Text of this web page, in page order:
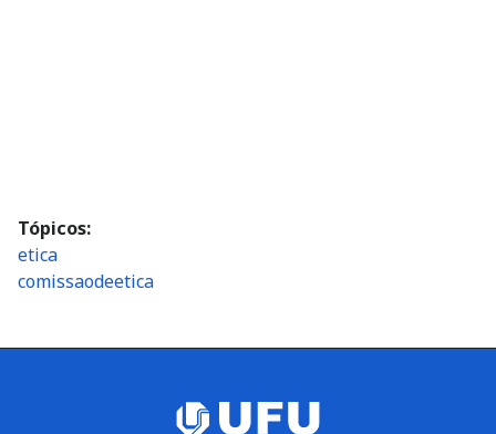
Tópicos
etica
comissaodeetica